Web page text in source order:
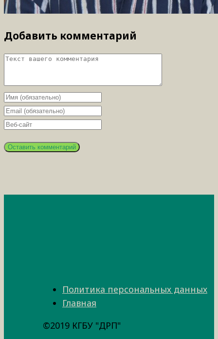
Добавить комментарий
Политика персональных данных
Главная
©2019 КГБУ "ДРП"